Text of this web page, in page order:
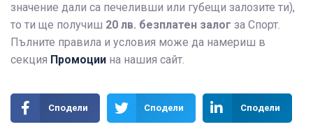
значение дали са печеливши или губещи залозите ти),
то ти ще получиш 20 лв. безплатен залог за Спорт.
Пълните правила и условия може да намериш в
секция Промоции на нашия сайт.
Сподели Сподели Сподели